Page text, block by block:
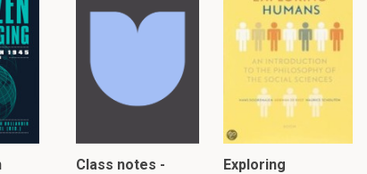
hadden.
Class notes -
Exploring